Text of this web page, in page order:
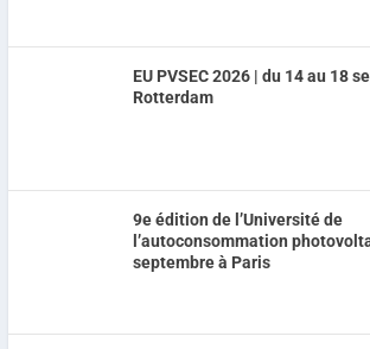
EU PVSEC 2026 | du 14 au 18
Rotterdam
9e édition de l’Université de
l’autoconsommation
septembre à Paris